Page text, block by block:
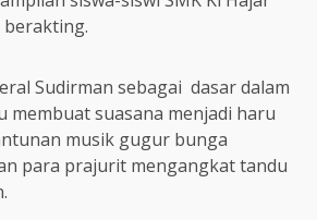
berakting.
Sudirman sebagai dasar dalam
membuat suasana menjadi haru
musik gugur bunga
para prajurit mengangkat tandu